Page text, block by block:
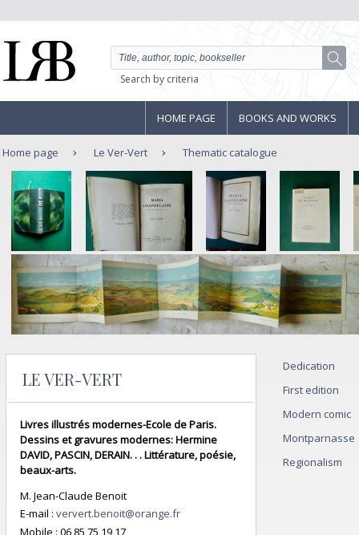
Search by criteria
HOME PAGE BOOKS AND WORKS
Home page Le Ver-Vert Thematic catalogue
LE VER-VERT
Livres illustrés modernes-Ecole de Paris.
Dessins et gravures modernes: Hermine
DAVID, PASCIN, DERAIN. . . Littérature, poésie,
beaux-arts.
M. Jean-Claude Benoit
E-mail : ververt.benoit@orange.fr
Mobile : 06 85 75 19 17
Dedication
First edition
Modern comic
Montparnasse
Regionalism